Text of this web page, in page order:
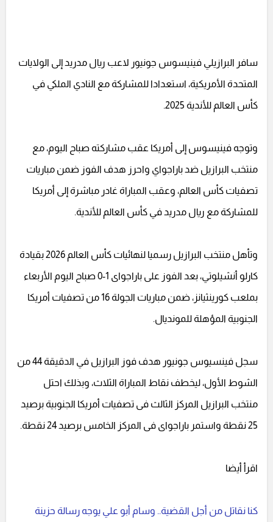
سافر البرازيلي فينيسوس جونيور لاعب ريال مدريد إلى الولايات
المتحدة الأمريكية، استعدادا للمشاركة مع النادي الملكي في
كأس العالم للأندية 2025.
وتوجه فينيسوس إلى أمريكا عقب مشاركته صباح اليوم، مع
منتخب البرازيل ضد باراجواي واحرز هدف الفوز ضمن مباريات
تصفيات كأس العالم، وعقب المباراة غادر مباشرة إلى أمريكا
للمشاركة مع ريال مدريد في كأس العالم للأندية.
وتأهل منتخب البرازيل رسميا لنهائيات كأس العالم 2026 بقيادة
كارلو أنشيلوتي، بعد الفوز على باراجواى 1-0 صباح اليوم الأربعاء
بملعب كورينثيانز، ضمن مباريات الجولة 16 من تصفيات أمريكا
الجنوبية المؤهلة للمونديال.
سجل فينسيوس جونيور هدف فوز البرازيل في الدقيقة 44 من
الشوط الأول، ليخطف نقاط المباراة الثلاث، وبذلك احتل
منتخب البرازيل المركز الثالث فى تصفيات أمريكا الجنوبية برصيد
25 نقطة واستمر باراجواى فى المركز الخامس برصيد 24 نقطة.
اقرأ أيضا
كنا نقاتل من أجل القضية.. وسام أبو علي يوجه رسالة حزينة